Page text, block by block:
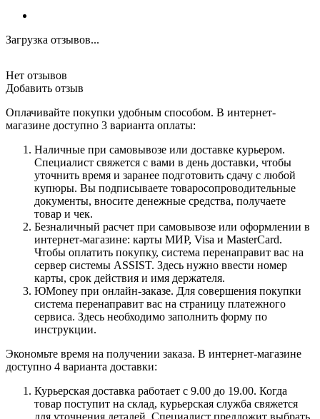
Загрузка отзывов...
Нет отзывов
Добавить отзыв
Оплачивайте покупки удобным способом. В интернет-
магазине доступно 3 варианта оплаты:
Наличные при самовывозе или доставке курьером.
Специалист свяжется с вами в день доставки, чтобы
уточнить время и заранее подготовить сдачу с любой
купюры. Вы подписываете товаросопроводительные
документы, вносите денежные средства, получаете
товар и чек.
Безналичный расчет при самовывозе или оформлении в
интернет-магазине: карты МИР, Visa и MasterCard.
Чтобы оплатить покупку, система перенаправит вас на
сервер системы ASSIST. Здесь нужно ввести номер
карты, срок действия и имя держателя.
ЮMoney при онлайн-заказе. Для совершения покупки
система перенаправит вас на страницу платежного
сервиса. Здесь необходимо заполнить форму по
инструкции.
Экономьте время на получении заказа. В интернет-магазине
доступно 4 варианта доставки:
Курьерская доставка работает с 9.00 до 19.00. Когда
товар поступит на склад, курьерская служба свяжется
для уточнения деталей. Специалист предложит выбрать